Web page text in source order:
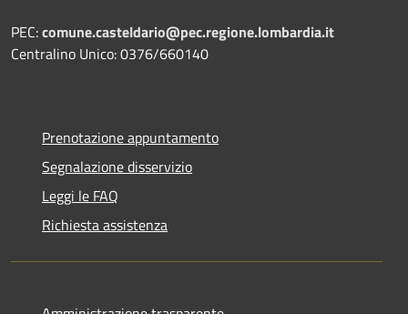
PEC:comune.casteldario@pec.regione.lombardia.it
Centralino Unico: 0376/660140
Prenotazione appuntamento
Segnalazione disservizio
Leggi le FAQ
Richiesta assistenza